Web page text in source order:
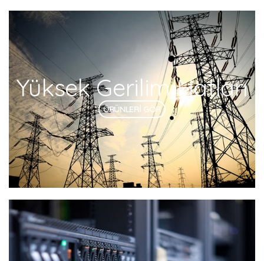
Yüksek Gerilim Hatları
ÜRÜNLERİ GÖR